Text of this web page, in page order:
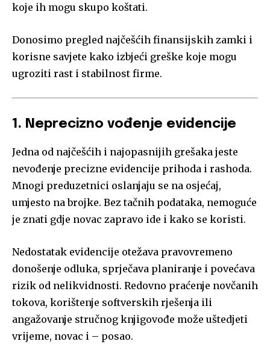
koje ih mogu skupo koštati.
Donosimo pregled najčešćih finansijskih zamki i
korisne savjete kako izbjeći greške koje mogu
ugroziti rast i stabilnost firme.
1. Neprecizno vođenje evidencije
Jedna od najčešćih i najopasnijih grešaka jeste
nevođenje precizne evidencije prihoda i rashoda.
Mnogi preduzetnici oslanjaju se na osjećaj,
umjesto na brojke. Bez tačnih podataka, nemoguće
je znati gdje novac zapravo ide i kako se koristi.
Nedostatak evidencije otežava pravovremeno
donošenje odluka, sprječava planiranje i povećava
rizik od nelikvidnosti. Redovno praćenje novčanih
tokova, korištenje softverskih rješenja ili
angažovanje stručnog knjigovođe može uštedjeti
vrijeme, novac i – posao.